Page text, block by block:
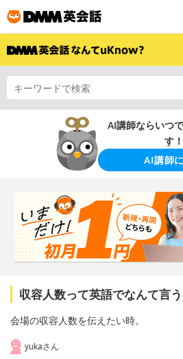
AI講師ならいつ
す！
AI講師
収容人数って英語でなんて言
会場の収容人数を伝えたい時。
yukaさん